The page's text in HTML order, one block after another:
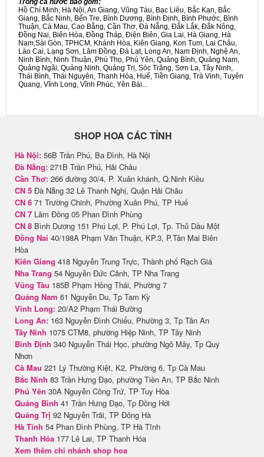
Trong cả nước bao gồm:
Hồ Chí Minh, Hà Nội, An Giang, Vũng Tàu, Bạc Liêu, Bắc Kạn, Bắc
Giang, Bắc Ninh, Bến Tre, Bình Dương, Bình Định, Bình Phước, Bình
Thuận, Cà Mau, Cao Bằng, Cần Thơ, Đà Nẵng, Đắk Lắk, Đắk Nông,
Đồng Nai, Biên Hòa, Đồng Tháp, Điện Biên, Gia Lai, Hà Giang, Hà
Nam,Sài Gòn, TPHCM, Khánh Hòa, Kiên Giang, Kon Tum, Lai Châu,
Lào Cai, Lạng Sơn, Lâm Đồng, Đà Lạt, Long An, Nam Định, Nghệ An,
Ninh Bình, Ninh Thuận, Phú Thọ, Phú Yên, Quảng Bình, Quảng Nam,
Quảng Ngãi, Quảng Ninh, Quảng Trị, Sóc Trăng, Sơn La, Tây Ninh,
Thái Bình, Thái Nguyên, Thanh Hóa, Huế, Tiền Giang, Trà Vinh, Tuyên
Quang, Vĩnh Long, Vĩnh Phúc, Yên Bái...
SHOP HOA CÁC TỈNH
Hà Nội: 56B Trần Phú, Ba Đình, Hà Nội
Đà Nẵng: 271B Trần Phú, Hải Châu
Cần Thơ: 266 đường 30/4, P. Xuân khánh, Q.Ninh Kiều
CN 5 Đà Nẵng 32 Lê Thanh Nghị, Quận Hải Châu
CN 6 71 Trường Chinh, Phường Xuân Phú, TP Huế
CN 7 Lâm Đồng 05 Phan Đình Phùng
CN 8 Bình Dương 151 Phú Lợi, P. Phú Lợi, Tp. Thủ Dầu Một
Đồng Nai 40/198A Phạm Văn Thuận, KP.3, P.Tân Mai Biên
Hòa
Kiên Giang 418 Nguyễn Trung Trực, Thành phố Rạch Giá
Nha Trang 54 Nguyễn Đức Cảnh, TP Nha Trang
Vũng Tàu 185B Phạm Hồng Thái, Phường 7
Quảng Nam 61 Nguyễn Du, Tp Tam Kỳ
Vĩnh Long: 20/A2 Phạm Thái Bường
Long An: 163 Nguyễn Đình Chiểu, Phường 3, Tp Tân An
Tây Ninh 1075 CTM8, phường Hiệp Ninh, TP Tây Ninh
Bình Định 340 Nguyễn Thái Học, phường Ngô Mây, Tp Quy
Nhơn
Cà Mau 221 Lý Thường Kiệt, K2, Phường 6, Tp Cà Mau
Bắc Ninh 83 Trần Hưng Đạo, phường Tiền An, TP Bắc Ninh
Phú Yên 30A Nguyễn Công Trứ, TP Tuy Hòa
Quảng Bình 41 Trần Hưng Đạo, Tp Đồng Hới
Quảng Trị 92 Nguyễn Trãi, TP Đông Hà
Hà Tĩnh 54 Phan Đình Phùng, TP Hà Tĩnh
Thanh Hóa 177 Lê Lai, TP Thanh Hóa
Xem thêm chi nhánh shop hoa